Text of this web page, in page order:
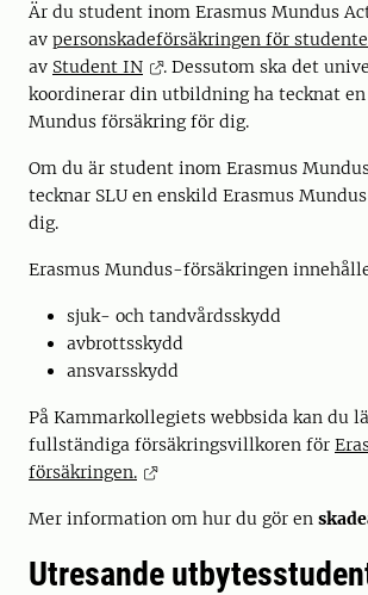
Är du student inom Erasmus Mundus
av personskadeförsäkringen för
av Student IN
. Dessutom ska det
koordinerar din utbildning ha tecknat en
Mundus försäkring för dig.
Om du är student inom Erasmus
tecknar SLU en enskild Erasmus
dig.
Erasmus Mundus-försäkringen
sjuk- och tandvårdsskydd
avbrottsskydd
ansvarsskydd
På Kammarkollegiets webbsida kan du
fullständiga försäkringsvillkoren för
försäkringen.
Mer information om hur du gör en
Utresande